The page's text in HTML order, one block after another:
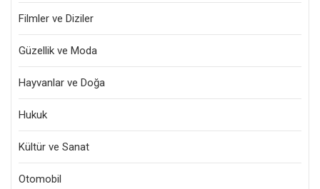
Filmler ve Diziler
Güzellik ve Moda
Hayvanlar ve Doğa
Hukuk
Kültür ve Sanat
Otomobil